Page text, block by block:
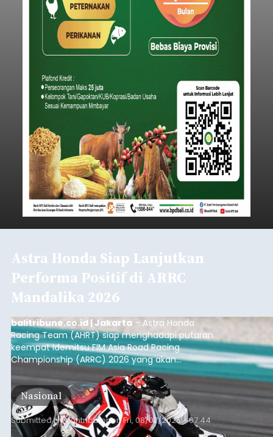
Astra Honda Siap Lanjutkan
Performa Positif di ARRC
Mandalika 2026
balitribune.co.id | Jakarta – Astra Honda
Racing Team (AHRT) siap menghadapi putaran
keempat Idemitsu FIM Asia Road Racing
Championship (ARRC) 2026 yang akan
berlangsung di Pertamina Mandalika
International Circuit, Lombok, Nusa Tenggara
Barat, pada 7–9 Agustus 2026.
Nasional
Submitted bycontributoronFri, 08/07/2026 - 07:44